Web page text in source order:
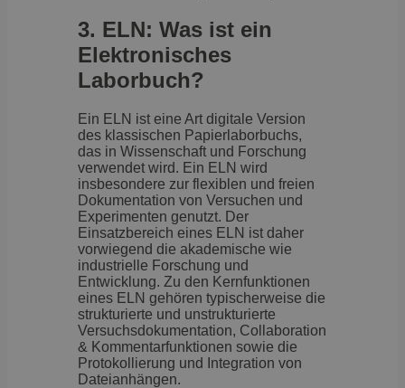
3. ELN: Was ist ein
Elektronisches
Laborbuch?
Ein ELN ist eine Art digitale Version
des klassischen Papierlaborbuchs,
das in Wissenschaft und Forschung
verwendet wird. Ein ELN wird
insbesondere zur flexiblen und freien
Dokumentation von Versuchen und
Experimenten genutzt. Der
Einsatzbereich eines ELN ist daher
vorwiegend die akademische wie
industrielle Forschung und
Entwicklung. Zu den Kernfunktionen
eines ELN gehören typischerweise die
strukturierte und unstrukturierte
Versuchsdokumentation, Collaboration
& Kommentarfunktionen sowie die
Protokollierung und Integration von
Dateianhängen.